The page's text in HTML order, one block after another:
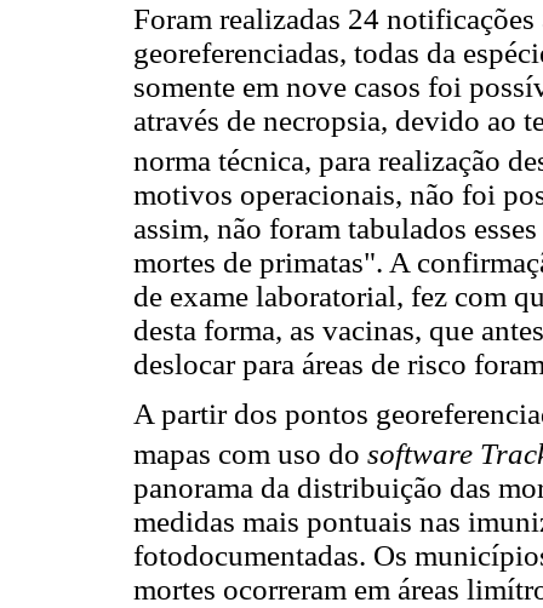
Foram realizadas 24
georeferenciadas, todas da
somente em nove casos foi
através de necropsia, devido ao
norma técnica, para realização
motivos operacionais, não foi
assim, não foram tabulados
mortes de primatas". A
de exame laboratorial, fez com
desta forma, as vacinas, que
deslocar para áreas de risco
A partir dos pontos
mapas com uso do software
panorama da distribuição das
medidas mais pontuais nas
fotodocumentadas. Os
mortes ocorreram em áreas